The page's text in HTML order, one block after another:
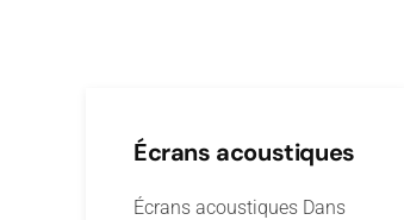
Écrans acoustiques
Écrans acoustiques Dans